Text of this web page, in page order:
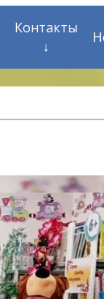
Контакты
↓